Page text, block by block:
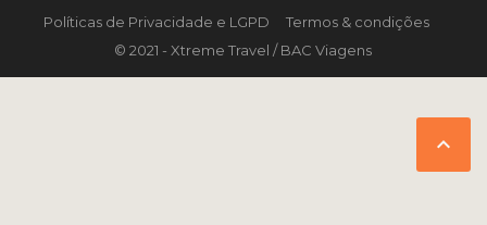
© 2021 - Xtreme Travel / BAC Viagens
Políticas de Privacidade e LGPD
Termos & condições
